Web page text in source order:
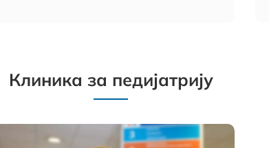
Клиника за педијатрију